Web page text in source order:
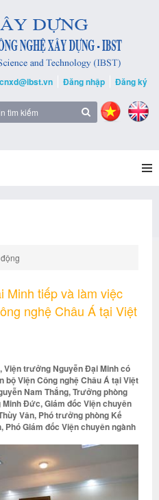
Đăng nhập Đăng ký
Minh tiếp và làm việc
nghệ Châu Á tại Việt
Viện trưởng Nguyễn Đại Minh có
Viện Công nghệ Châu Á tại Việt
Nam Thắng, Trưởng phòng
Đức, Giám đốc Viện chuyên
Vân, Phó trưởng phòng Kế
Phó Giám đốc Viện chuyên ngành